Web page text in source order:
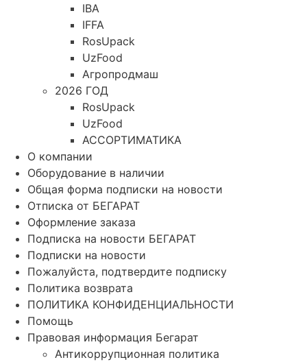
IBA
IFFA
RosUpack
UzFood
Агропродмаш
2026 ГОД
RosUpack
UzFood
АССОРТИМАТИКА
О компании
Оборудование в наличии
Общая форма подписки на новости
Отписка от БЕГАРАТ
Оформление заказа
Подписка на новости БЕГАРАТ
Подписки на новости
Пожалуйста, подтвердите подписку
Политика возврата
ПОЛИТИКА КОНФИДЕНЦИАЛЬНОСТИ
Помощь
Правовая информация Бегарат
Антикоррупционная политика